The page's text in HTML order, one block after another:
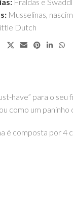
Musselinas,
Dutch
have” para o
como um
é composta por 4